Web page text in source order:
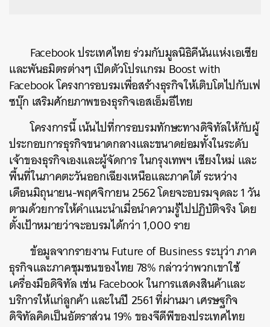
Facebook ประเทศไทย ร่วมกับมูลนิธิคีนันแห่งเอเซีย
และพันธมิตรต่างๆ เปิดตัวโปรแกรม Boost with
Facebook โครงการอบรมเพื่อสร้างธุรกิจให้เติบโตไปกับเฟ
ซบุ๊ก เสริมศักยภาพของธุรกิจเอสเอ็มอีไทย
โครงการนี้ เน้นไปที่การอบรมทักษะทางดิจิทัลให้กับผู้
ประกอบการธุรกิจขนาดกลางและขนาดย่อมทั้งในระดับ
เจ้าของธุรกิจเองและผู้จัดการ ในกรุงเทพฯ เชียงใหม่ และ
พื้นที่ในภาคตะวันออกเฉียงเหนือและภาคใต้ ระหว่าง
เดือนมิถุนายน-พฤศจิกายน 2562 โดยจะอบรมจุดละ 1 วัน
ตามด้วยการให้คำแนะนำเมื่อนำความรู้ไปปฏิบัติจริง โดย
ตั้งเป้าหมายว่าจะอบรมได้กว่า 1,000 ราย
ข้อมูลจากรายงาน Future of Business ระบุว่า ภาค
ธุรกิจและภาคชุมชนของไทย 78% กล่าวว่าพวกเขาใช้
เครื่องมือดิจิทัล เช่น Facebook ในการแสดงสินค้าและ
บริการให้แก่ลูกค้า และในปี 2561 ที่ผ่านมา เศรษฐกิจ
ดิจิทัลคิดเป็นอัตราส่วน 19% ของจีดีพีของประเทศไทย